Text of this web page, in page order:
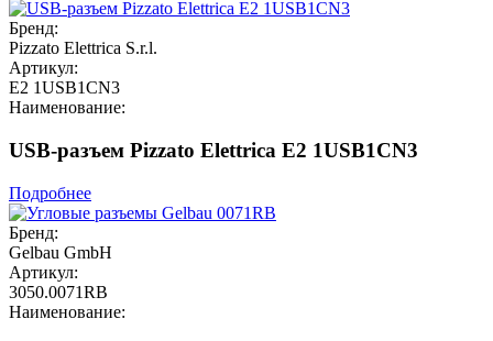
Бренд:
Pizzato Elettrica S.r.l.
Артикул:
E2 1USB1CN3
Наименование:
USB-разъем Pizzato Elettrica E2 1USB1CN3
Подробнее
Бренд:
Gelbau GmbH
Артикул:
3050.0071RB
Наименование: